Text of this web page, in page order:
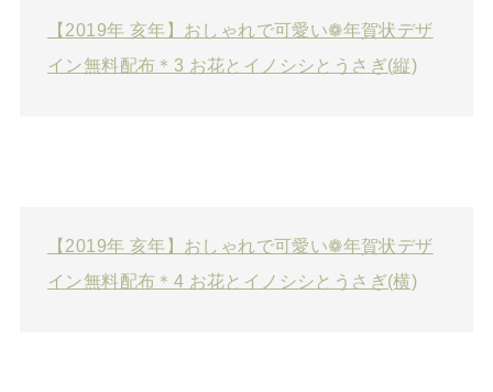
【2019年 亥年】おしゃれで可愛い❁年賀状デザ
イン無料配布＊3 お花とイノシシとうさぎ(縦)
【2019年 亥年】おしゃれで可愛い❁年賀状デザ
イン無料配布＊4 お花とイノシシとうさぎ(横)